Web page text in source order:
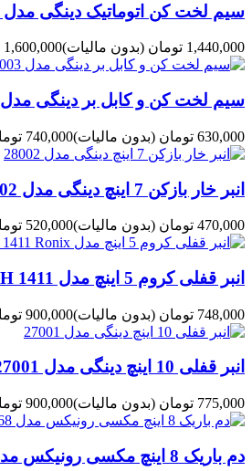
سیم لخت کن اتوماتیک دینگی مدل FG01001
1,440,000 تومان (بدون مالیات)1,600,000 تومان
سیم لخت کن و کابل بر دینگی مدل 67003
630,000 تومان (بدون مالیات)740,000 تومان
انبر خار بازکن 7 اینچ دینگی مدل 28002
470,000 تومان (بدون مالیات)520,000 تومان
انبر قفلی کروم 5 اینچ مدل RH 1411 رونیکس
748,000 تومان (بدون مالیات)900,000 تومان
انبر قفلی 10 اینچ دینگی مدل 27001
775,000 تومان (بدون مالیات)900,000 تومان
دم باریک 8 اینچ مکسی رونیکس مدل RH 1368